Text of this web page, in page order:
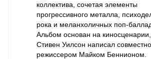
коллектива, сочетая элементы
прогрессивного металла,
рока и меланхоличных поп-
Альбом основан на
Стивен Уилсон написал
режиссером Майком Беннионом.